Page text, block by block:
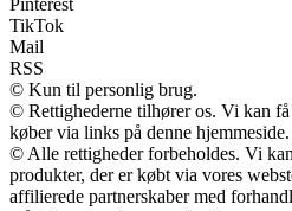
Pinterest
TikTok
Mail
RSS
© Kun til personlig brug.
© Rettighederne tilhører os. Vi kan
køber via links på denne hjemmeside.
© Alle rettigheder forbeholdes. Vi
produkter, der er købt via vores
affilierede partnerskaber med